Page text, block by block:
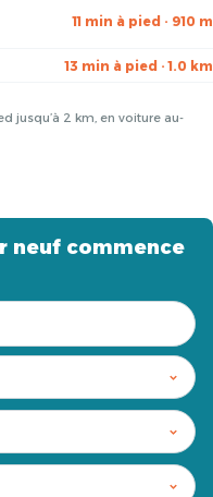
11 min à pied · 910 m
13 min à pied · 1.0 km
jusqu’à 2 km, en voiture au-
neuf commence